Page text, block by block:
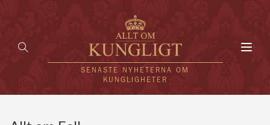
SENASTE NYHETERNA OM
KUNGLIGHETER